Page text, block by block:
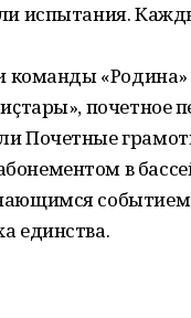
испытания.
команды
почетное
Почетные
в
событием
единства.